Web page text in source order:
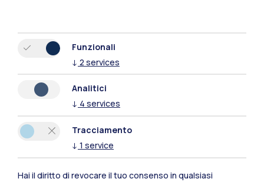
Funzionali
↓ 2 services
Analitici
↓ 4 services
Tracciamento
↓ 1 service
Hai il diritto di revocare il tuo consenso in qualsiasi